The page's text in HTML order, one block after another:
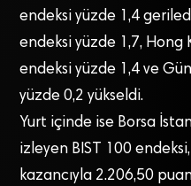
endeksi yüzde 1,4
endeksi yüzde 1,7, Hong
endeksi yüzde 1,4 ve
yüzde 0,2 yükseldi.
Yurt içinde ise Borsa
izleyen BIST 100
kazancıyla 2.206,50